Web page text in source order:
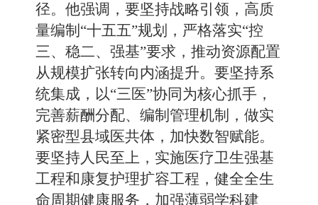
径。他强调，要坚持战略引领，高质
量编制“十五五”规划，严格落实“控
三、稳二、强基”要求，推动资源配置
从规模扩张转向内涵提升。要坚持系
统集成，以“三医”协同为核心抓手，
完善薪酬分配、编制管理机制，做实
紧密型县域医共体，加快数智赋能。
要坚持人民至上，实施医疗卫生强基
工程和康复护理扩容工程，健全全生
命周期健康服务，加强薄弱学科建